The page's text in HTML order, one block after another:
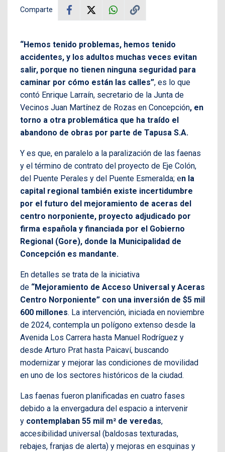
Comparte
“Hemos tenido problemas, hemos tenido
accidentes, y los adultos muchas veces evitan
salir, porque no tienen ninguna seguridad para
caminar por cómo están las calles”, es lo que
contó Enrique Larraín, secretario de la Junta de
Vecinos Juan Martínez de Rozas en Concepción, en
torno a otra problemática que ha traído el
abandono de obras por parte de Tapusa S.A.
Y es que, en paralelo a la paralización de las faenas
y el término de contrato del proyecto de Eje Colón,
del Puente Perales y del Puente Esmeralda; en la
capital regional también existe incertidumbre
por el futuro del mejoramiento de aceras del
centro norponiente, proyecto adjudicado por
firma española y financiada por el Gobierno
Regional (Gore), donde la Municipalidad de
Concepción es mandante.
En detalles se trata de la iniciativa
de “Mejoramiento de Acceso Universal y Aceras
Centro Norponiente” con una inversión de $5 mil
600 millones. La intervención, iniciada en noviembre
de 2024, contempla un polígono extenso desde la
Avenida Los Carrera hasta Manuel Rodríguez y
desde Arturo Prat hasta Paicaví, buscando
modernizar y mejorar las condiciones de movilidad
en uno de los sectores históricos de la ciudad.
Las faenas fueron planificadas en cuatro fases
debido a la envergadura del espacio a intervenir
y contemplaban 55 mil m² de veredas,
accesibilidad universal (baldosas texturadas,
rebajes, franjas de alerta) y mejoras en esquinas y